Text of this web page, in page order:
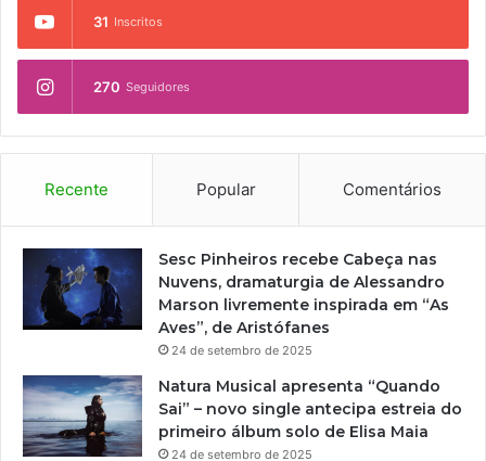
31 Inscritos
270 Seguidores
Recente Popular Comentários
Sesc Pinheiros recebe Cabeça nas
Nuvens, dramaturgia de Alessandro
Marson livremente inspirada em “As
Aves”, de Aristófanes
24 de setembro de 2025
Natura Musical apresenta “Quando
Sai” – novo single antecipa estreia do
primeiro álbum solo de Elisa Maia
24 de setembro de 2025